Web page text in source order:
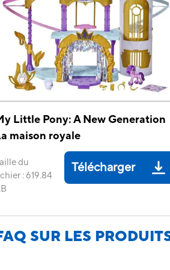
Little Pony: A New Generation
maison royale
du
:619.84
Télécharger
SUR LES